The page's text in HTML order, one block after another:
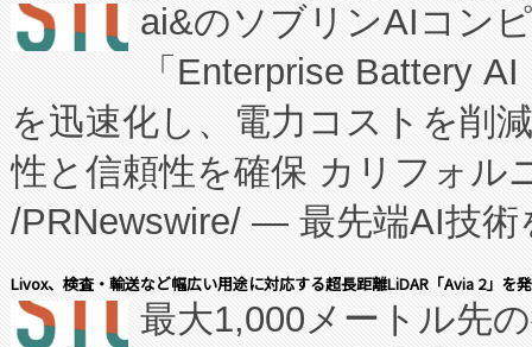
manufacturing™ (FCCM™) プ
たNeXは、バイオ医薬品製造
従来のフェッドバッチ施設の
に、患者やサプライチェーン
キー方式で拡張性が高く、持
す。FCCM‑を活用した現地生
患者にとっての費用負担を大
ai&のソブリンAIコン
「Enterprise Battery
を迅速化し、電力コストを削
性と信頼性を確保 カリフォル
/PRNewswire/ — 最先端AI技術
会社エーアイ・アンド：本社
President原信平）と、エンタ
Livox、検査・輸送など幅広い用途に対応する超長距離LiDAR「Avia 2」を
最大1,000メートル先